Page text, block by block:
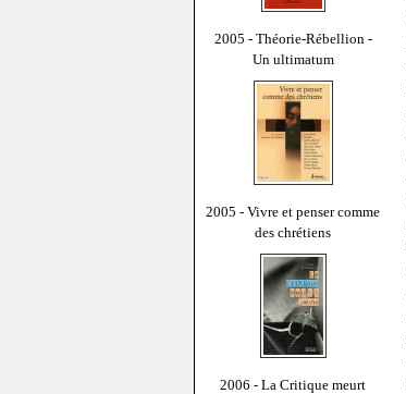
2005 - Théorie-Rébellion -
Un ultimatum
2005 - Vivre et penser comme
des chrétiens
2006 - La Critique meurt